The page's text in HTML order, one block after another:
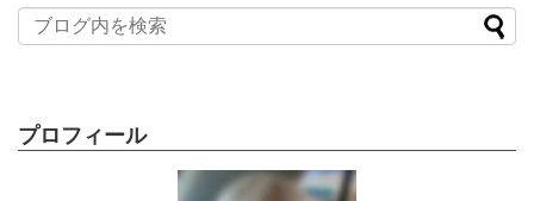
プロフィール